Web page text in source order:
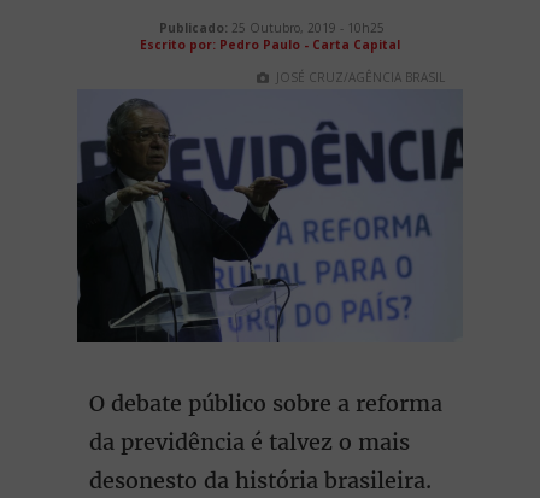
Publicado: 25 Outubro, 2019 - 10h25
Escrito por: Pedro Paulo - Carta Capital
JOSÉ CRUZ/AGÊNCIA BRASIL
O debate público sobre a reforma
da previdência é talvez o mais
desonesto da história brasileira.